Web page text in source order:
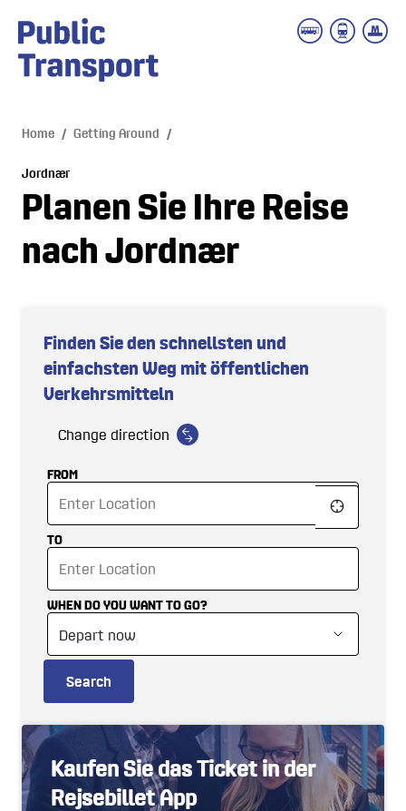
content
Home / Getting Around /
Jordnær
Planen Sie Ihre Reise
nach Jordnær
Finden Sie den schnellsten und
einfachsten Weg mit öffentlichen
Verkehrsmitteln
Change direction
FROM
TO
WHEN DO YOU WANT TO GO?
Search
Kaufen Sie das Ticket in der
Rejsebillet App